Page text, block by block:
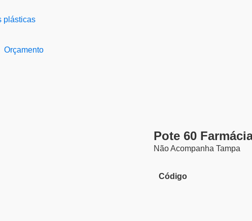
Orçamento
Pote 60
Não Acompanha Tampa
Código